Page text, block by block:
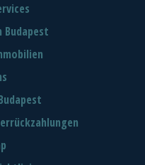
Budapest